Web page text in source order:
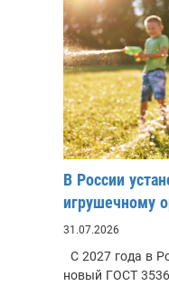
В России
игрушечному
31.07.2026
С 2027 года в
новый ГОСТ